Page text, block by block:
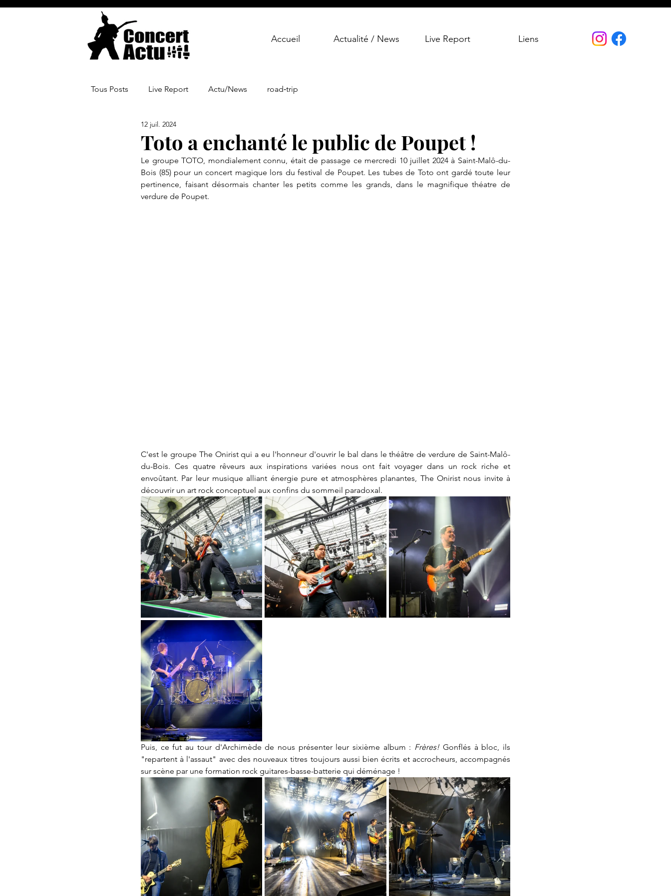
Accueil Actualité / News Live Report Liens
Tous Posts Live Report Actu/News road‑trip
Toto a enchanté le public de Poupet !
12 juil. 2024
Le groupe TOTO, mondialement connu, était de passage ce mercredi 10 juillet 2024 à Saint-Malô-du-
Bois (85) pour un concert magique lors du festival de Poupet. Les tubes de Toto ont gardé toute leur
pertinence, faisant désormais chanter les petits comme les grands, dans le magnifique théatre de
verdure de Poupet.
C'est le groupe The Onirist qui a eu l'honneur d'ouvrir le bal dans le théâtre de verdure de Saint-Malô-
du-Bois. Ces quatre rêveurs aux inspirations variées nous ont fait voyager dans un rock riche et
envoûtant. Par leur musique alliant énergie pure et atmosphères planantes, The Onirist nous invite à
découvrir un art rock conceptuel aux confins du sommeil paradoxal.
Puis, ce fut au tour d'Archimède de nous présenter leur sixième album : Frères! Gonflés à bloc, ils
"repartent à l'assaut" avec des nouveaux titres toujours aussi bien écrits et accrocheurs, accompagnés
sur scène par une formation rock guitares-basse-batterie qui déménage !